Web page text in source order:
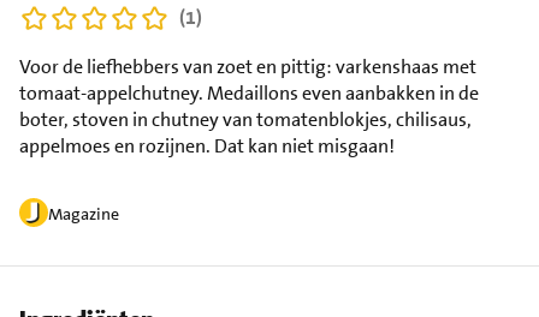
Magazine
Voor de liefhebbers van zoet en pittig: varkenshaas met
tomaat-appelchutney. Medaillons even aanbakken in de
boter, stoven in chutney van tomatenblokjes, chilisaus,
appelmoes en rozijnen. Dat kan niet misgaan!
(1)